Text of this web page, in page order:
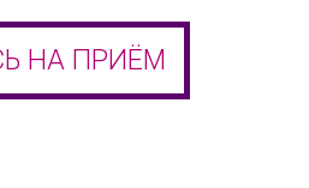
НА ПРИЁМ